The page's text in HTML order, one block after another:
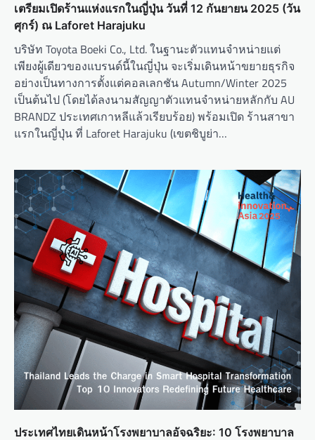
เตรียมเปิดร้านแห่งแรกในญี่ปุ่น วันที่ 12 กันยายน 2025 (วัน
ศุกร์) ณ Laforet Harajuku
บริษัท Toyota Boeki Co., Ltd. ในฐานะตัวแทนจำหน่ายแต่
เพียงผู้เดียวของแบรนด์นี้ในญี่ปุ่น จะเริ่มเดินหน้าขยายธุรกิจ
อย่างเป็นทางการตั้งแต่คอลเลกชัน Autumn/Winter 2025
เป็นต้นไป (โดยได้ลงนามสัญญาตัวแทนจำหน่ายหลักกับ AU
BRANDZ ประเทศเกาหลีแล้วเรียบร้อย) พร้อมเปิด ร้านสาขา
แรกในญี่ปุ่น ที่ Laforet Harajuku (เขตชิบูย่า…
ประเทศไทยเดินหน้าโรงพยาบาลอัจฉริยะ: 10 โรงพยาบาล